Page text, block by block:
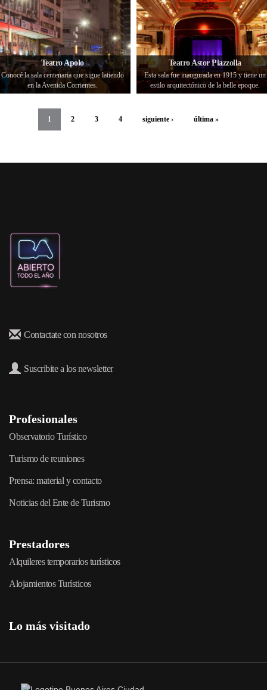
Teatro Apolo
Conocé la sala centenaria que sigue latiendo
en la Avenida Corrientes.
Teatro Astor Piazzolla
Esta sala fue inaugurada en 1915 y tiene un
estilo arquitectónico de la belle epoque.
1 2 3 4 siguiente › última »
Contactate con nosotros
Suscribite a los newsletter
Profesionales
Observatorio Turístico
Turismo de reuniones
Prensa: material y contacto
Noticias del Ente de Turismo
Prestadores
Alquileres temporarios turísticos
Alojamientos Turísticos
Lo más visitado